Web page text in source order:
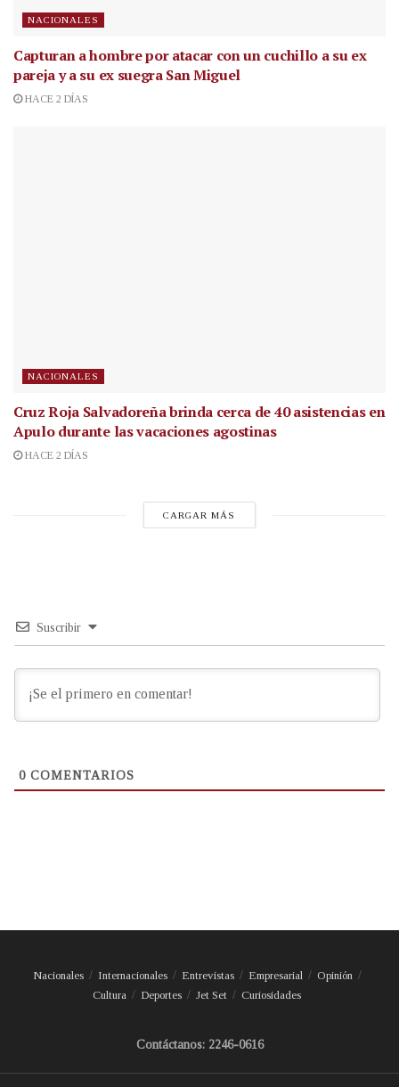
NACIONALES
Capturan a hombre por atacar con un cuchillo a su ex
pareja y a su ex suegra San Miguel
HACE 2 DÍAS
NACIONALES
Cruz Roja Salvadoreña brinda cerca de 40 asistencias en
Apulo durante las vacaciones agostinas
HACE 2 DÍAS
CARGAR MÁS
Suscribir
0 COMENTARIOS
Nacionales Internacionales Entrevistas Empresarial
Opinión
Cultura
Deportes Jet Set Curiosidades
Contáctanos: 2246-0616